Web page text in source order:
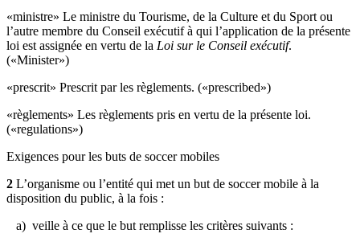
«ministre» Le ministre du Tourisme, de la Culture et du Sport ou
l’autre membre du Conseil exécutif à qui l’application de la présente
loi est assignée en vertu de la Loi sur le Conseil exécutif.
(«Minister»)
«prescrit» Prescrit par les règlements. («prescribed»)
«règlements» Les règlements pris en vertu de la présente loi.
(«regulations»)
Exigences pour les buts de soccer mobiles
2 L’organisme ou l’entité qui met un but de soccer mobile à la
disposition du public, à la fois :
a) veille à ce que le but remplisse les critères suivants :